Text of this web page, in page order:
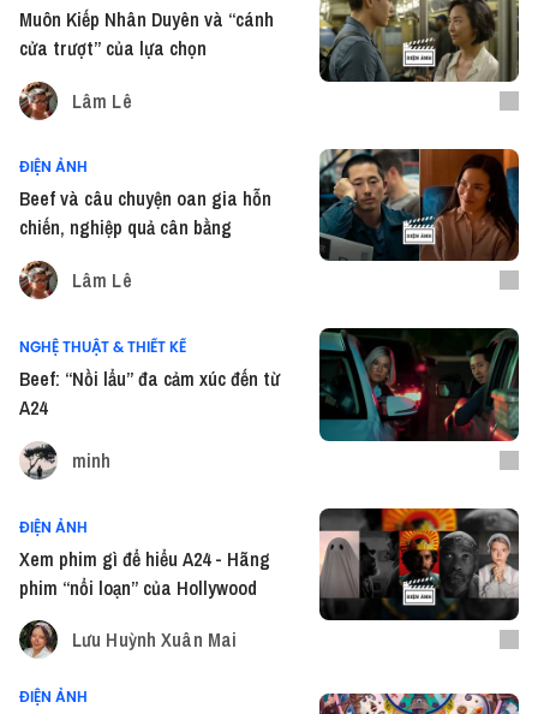
Muôn Kiếp Nhân Duyên và “cánh
cửa trượt” của lựa chọn
Lâm Lê
ĐIỆN ẢNH
Beef và câu chuyện oan gia hỗn
chiến, nghiệp quả cân bằng
Lâm Lê
NGHỆ THUẬT & THIẾT KẾ
Beef: “Nồi lẩu” đa cảm xúc đến từ
A24
minh
ĐIỆN ẢNH
Xem phim gì để hiểu A24 - Hãng
phim “nổi loạn” của Hollywood
Lưu Huỳnh Xuân Mai
ĐIỆN ẢNH